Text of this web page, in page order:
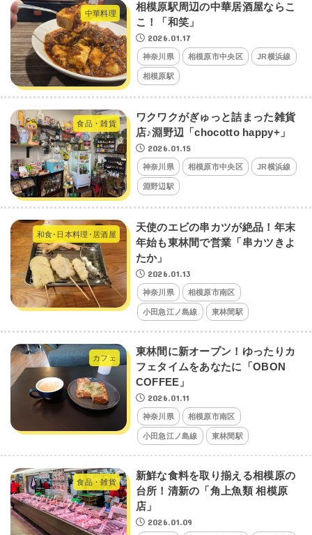
中華料理
相模原駅周辺の中華居酒屋ならこ
こ！「和笑」
2026.01.17
神奈川県 相模原市中央区 JR横浜線
相模原駅
食品・雑貨
ワクワクがぎゅっと詰まった雑貨
店♪淵野辺「chocotto happy+」
2026.01.15
神奈川県 相模原市中央区 JR横浜線
淵野辺駅
和食･日本料理･居酒屋
天使のエビの串カツが絶品！年末
年始も東林間で営業「串カツきよ
たか」
2026.01.13
神奈川県 相模原市南区
小田急江ノ島線 東林間駅
カフェ
東林間に新オープン！ゆったりカ
フェタイムをあなたに「OBON
COFFEE」
2026.01.11
神奈川県 相模原市南区
小田急江ノ島線 東林間駅
食品・雑貨
新鮮な食料を取り揃える相模原の
台所！清新の「角上魚類 相模原
店」
2026.01.09